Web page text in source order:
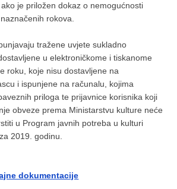
je priložen dokaz o nemogućnosti
rokova.
tražene uvjete sukladno
u elektroničkome i tiskanome
roku, koje nisu dostavljene na
i ispunjene na računalu, kojima
priloga te prijavnice korisnika koji
obveze prema Ministarstvu kulture neće
u Program javnih potreba u kulturi
2019. godinu.
dokumentacije